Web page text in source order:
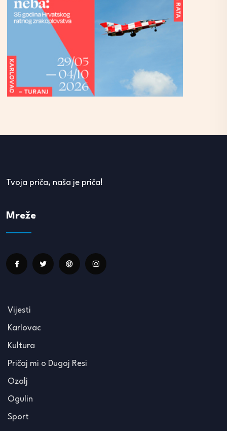
Tvoja priča, naša je priča!
Mreže
Vijesti
Karlovac
Kultura
Pričaj mi o Dugoj Resi
Ozalj
Ogulin
Sport